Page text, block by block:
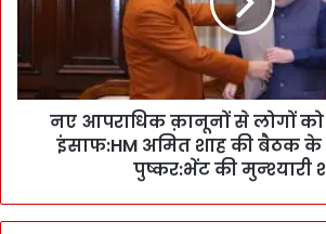
हु
ए
पु
क
क़ा
नू
नए आपराधिक क़ानूनों से लोगों को
इंसाफ:HM अमित शाह की बैठक के
पुष्कर:भेंट की मुन्श्यारी